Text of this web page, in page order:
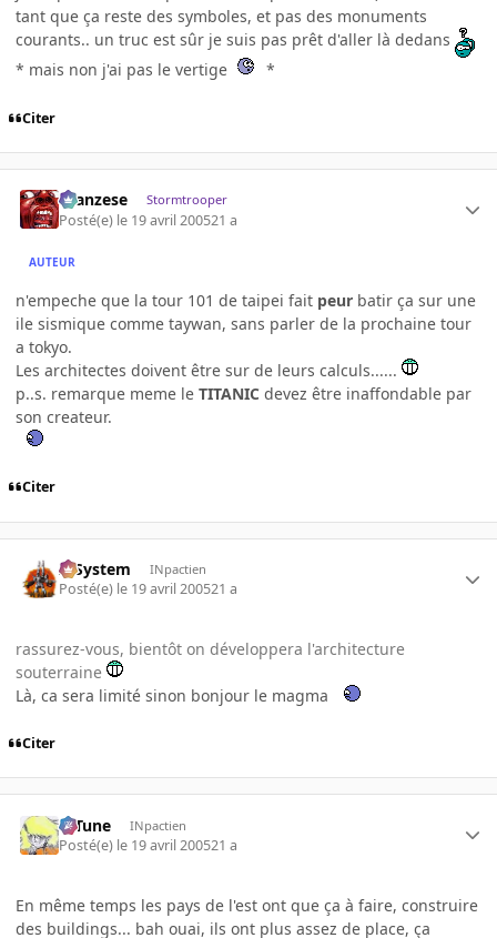
tant que ça reste des symboles, et pas des monuments
courants.. un truc est sûr je suis pas prêt d'aller là dedans
* mais non j'ai pas le vertige
*
Citer
ilcanzese Stormtrooper
Posté(e) le 19 avril 200521 a
AUTEUR
n'empeche que la tour 101 de taipei fait peur batir ça sur une
ile sismique comme taywan, sans parler de la prochaine tour
a tokyo.
Les architectes doivent être sur de leurs calculs......
p..s. remarque meme le TITANIC devez être inaffondable par
son createur.
Citer
X-System INpactien
Posté(e) le 19 avril 200521 a
rassurez-vous, bientôt on développera l'architecture
souterraine
Là, ca sera limité sinon bonjour le magma
Citer
D-Tune INpactien
Posté(e) le 19 avril 200521 a
En même temps les pays de l'est ont que ça à faire, construire
des buildings... bah ouai, ils ont plus assez de place, ça